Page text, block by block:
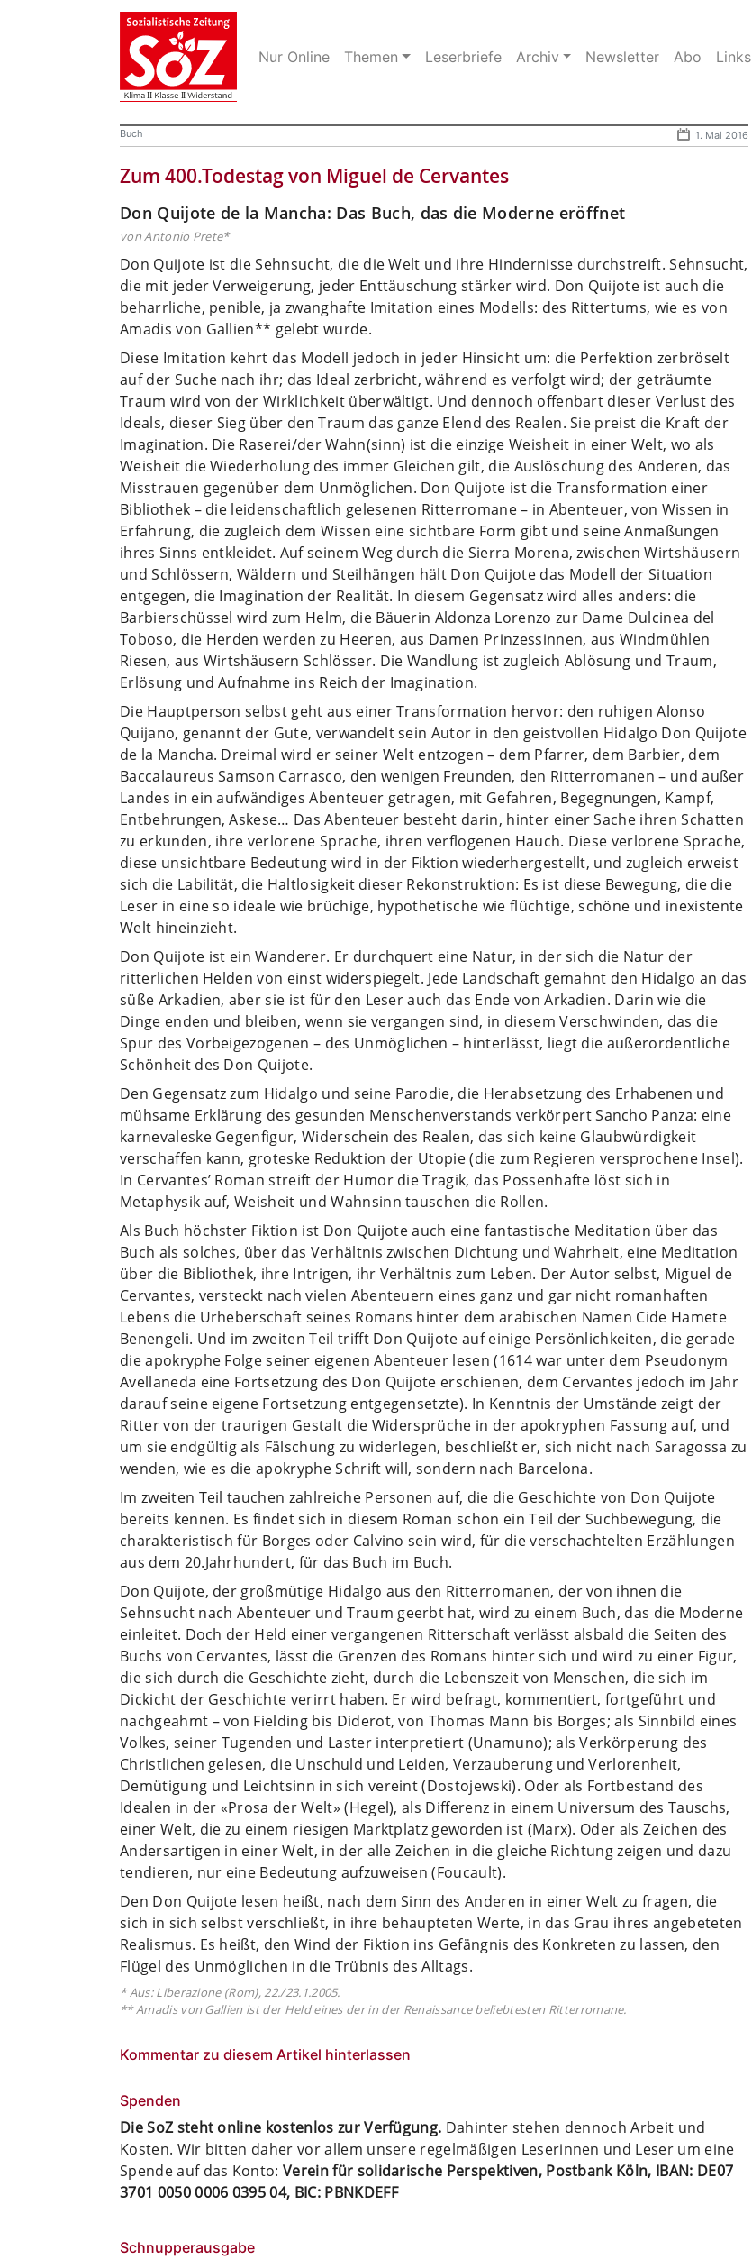
Nur Online Themen Leserbriefe Archiv Newsletter Abo Links
Buch 1. Mai 2016
Zum 400.Todestag von Miguel de Cervantes
Don Quijote de la Mancha: Das Buch, das die Moderne eröffnet
von Antonio Prete*
Don Quijote ist die Sehnsucht, die die Welt und ihre Hindernisse durchstreift. Sehnsucht,
die mit jeder Verweigerung, jeder Enttäuschung stärker wird. Don Quijote ist auch die
beharrliche, penible, ja zwanghafte Imitation eines Modells: des Rittertums, wie es von
Amadis von Gallien** gelebt wurde.
Diese Imitation kehrt das Modell jedoch in jeder Hinsicht um: die Perfektion zerbröselt
auf der Suche nach ihr; das Ideal zerbricht, während es verfolgt wird; der geträumte
Traum wird von der Wirklichkeit überwältigt. Und dennoch offenbart dieser Verlust des
Ideals, dieser Sieg über den Traum das ganze Elend des Realen. Sie preist die Kraft der
Imagination. Die Raserei/der Wahn(sinn) ist die einzige Weisheit in einer Welt, wo als
Weisheit die Wiederholung des immer Gleichen gilt, die Auslöschung des Anderen, das
Misstrauen gegenüber dem Unmöglichen. Don Quijote ist die Transformation einer
Bibliothek – die leidenschaftlich gelesenen Ritterromane – in Abenteuer, von Wissen in
Erfahrung, die zugleich dem Wissen eine sichtbare Form gibt und seine Anmaßungen
ihres Sinns entkleidet. Auf seinem Weg durch die Sierra Morena, zwischen Wirtshäusern
und Schlössern, Wäldern und Steilhängen hält Don Quijote das Modell der Situation
entgegen, die Imagination der Realität. In diesem Gegensatz wird alles anders: die
Barbierschüssel wird zum Helm, die Bäuerin Aldonza Lorenzo zur Dame Dulcinea del
Toboso, die Herden werden zu Heeren, aus Damen Prinzessinnen, aus Windmühlen
Riesen, aus Wirtshäusern Schlösser. Die Wandlung ist zugleich Ablösung und Traum,
Erlösung und Aufnahme ins Reich der Imagination.
Die Hauptperson selbst geht aus einer Transformation hervor: den ruhigen Alonso
Quijano, genannt der Gute, verwandelt sein Autor in den geistvollen Hidalgo Don Quijote
de la Mancha. Dreimal wird er seiner Welt entzogen – dem Pfarrer, dem Barbier, dem
Baccalaureus Samson Carrasco, den wenigen Freunden, den Ritterromanen – und außer
Landes in ein aufwändiges Abenteuer getragen, mit Gefahren, Begegnungen, Kampf,
Entbehrungen, Askese… Das Abenteuer besteht darin, hinter einer Sache ihren Schatten
zu erkunden, ihre verlorene Sprache, ihren verflogenen Hauch. Diese verlorene Sprache,
diese unsichtbare Bedeutung wird in der Fiktion wiederhergestellt, und zugleich erweist
sich die Labilität, die Haltlosigkeit dieser Rekonstruktion: Es ist diese Bewegung, die die
Leser in eine so ideale wie brüchige, hypothetische wie flüchtige, schöne und inexistente
Welt hineinzieht.
Don Quijote ist ein Wanderer. Er durchquert eine Natur, in der sich die Natur der
ritterlichen Helden von einst widerspiegelt. Jede Landschaft gemahnt den Hidalgo an das
süße Arkadien, aber sie ist für den Leser auch das Ende von Arkadien. Darin wie die
Dinge enden und bleiben, wenn sie vergangen sind, in diesem Verschwinden, das die
Spur des Vorbeigezogenen – des Unmöglichen – hinterlässt, liegt die außerordentliche
Schönheit des Don Quijote.
Den Gegensatz zum Hidalgo und seine Parodie, die Herabsetzung des Erhabenen und
mühsame Erklärung des gesunden Menschenverstands verkörpert Sancho Panza: eine
karnevaleske Gegenfigur, Widerschein des Realen, das sich keine Glaubwürdigkeit
verschaffen kann, groteske Reduktion der Utopie (die zum Regieren versprochene Insel).
In Cervantes’ Roman streift der Humor die Tragik, das Possenhafte löst sich in
Metaphysik auf, Weisheit und Wahnsinn tauschen die Rollen.
Als Buch höchster Fiktion ist Don Quijote auch eine fantastische Meditation über das
Buch als solches, über das Verhältnis zwischen Dichtung und Wahrheit, eine Meditation
über die Bibliothek, ihre Intrigen, ihr Verhältnis zum Leben. Der Autor selbst, Miguel de
Cervantes, versteckt nach vielen Abenteuern eines ganz und gar nicht romanhaften
Lebens die Urheberschaft seines Romans hinter dem arabischen Namen Cide Hamete
Benengeli. Und im zweiten Teil trifft Don Quijote auf einige Persönlichkeiten, die gerade
die apokryphe Folge seiner eigenen Abenteuer lesen (1614 war unter dem Pseudonym
Avellaneda eine Fortsetzung des Don Quijote erschienen, dem Cervantes jedoch im Jahr
darauf seine eigene Fortsetzung entgegensetzte). In Kenntnis der Umstände zeigt der
Ritter von der traurigen Gestalt die Widersprüche in der apokryphen Fassung auf, und
um sie endgültig als Fälschung zu widerlegen, beschließt er, sich nicht nach Saragossa zu
wenden, wie es die apokryphe Schrift will, sondern nach Barcelona.
Im zweiten Teil tauchen zahlreiche Personen auf, die die Geschichte von Don Quijote
bereits kennen. Es findet sich in diesem Roman schon ein Teil der Suchbewegung, die
charakteristisch für Borges oder Calvino sein wird, für die verschachtelten Erzählungen
aus dem 20.Jahrhundert, für das Buch im Buch.
Don Quijote, der großmütige Hidalgo aus den Ritterromanen, der von ihnen die
Sehnsucht nach Abenteuer und Traum geerbt hat, wird zu einem Buch, das die Moderne
einleitet. Doch der Held einer vergangenen Ritterschaft verlässt alsbald die Seiten des
Buchs von Cervantes, lässt die Grenzen des Romans hinter sich und wird zu einer Figur,
die sich durch die Geschichte zieht, durch die Lebenszeit von Menschen, die sich im
Dickicht der Geschichte verirrt haben. Er wird befragt, kommentiert, fortgeführt und
nachgeahmt – von Fielding bis Diderot, von Thomas Mann bis Borges; als Sinnbild eines
Volkes, seiner Tugenden und Laster interpretiert (Unamuno); als Verkörperung des
Christlichen gelesen, die Unschuld und Leiden, Verzauberung und Verlorenheit,
Demütigung und Leichtsinn in sich vereint (Dostojewski). Oder als Fortbestand des
Idealen in der «Prosa der Welt» (Hegel), als Differenz in einem Universum des Tauschs,
einer Welt, die zu einem riesigen Marktplatz geworden ist (Marx). Oder als Zeichen des
Andersartigen in einer Welt, in der alle Zeichen in die gleiche Richtung zeigen und dazu
tendieren, nur eine Bedeutung aufzuweisen (Foucault).
Den Don Quijote lesen heißt, nach dem Sinn des Anderen in einer Welt zu fragen, die
sich in sich selbst verschließt, in ihre behaupteten Werte, in das Grau ihres angebeteten
Realismus. Es heißt, den Wind der Fiktion ins Gefängnis des Konkreten zu lassen, den
Flügel des Unmöglichen in die Trübnis des Alltags.
* Aus: Liberazione (Rom), 22./23.1.2005.
** Amadis von Gallien ist der Held eines der in der Renaissance beliebtesten Ritterromane.
Kommentar zu diesem Artikel hinterlassen
Spenden
Die SoZ steht online kostenlos zur Verfügung. Dahinter stehen dennoch Arbeit und
Kosten. Wir bitten daher vor allem unsere regelmäßigen Leserinnen und Leser um eine
Spende auf das Konto:Verein für solidarische Perspektiven, Postbank Köln, IBAN: DE07
3701 0050 0006 0395 04, BIC: PBNKDEFF
Schnupperausgabe